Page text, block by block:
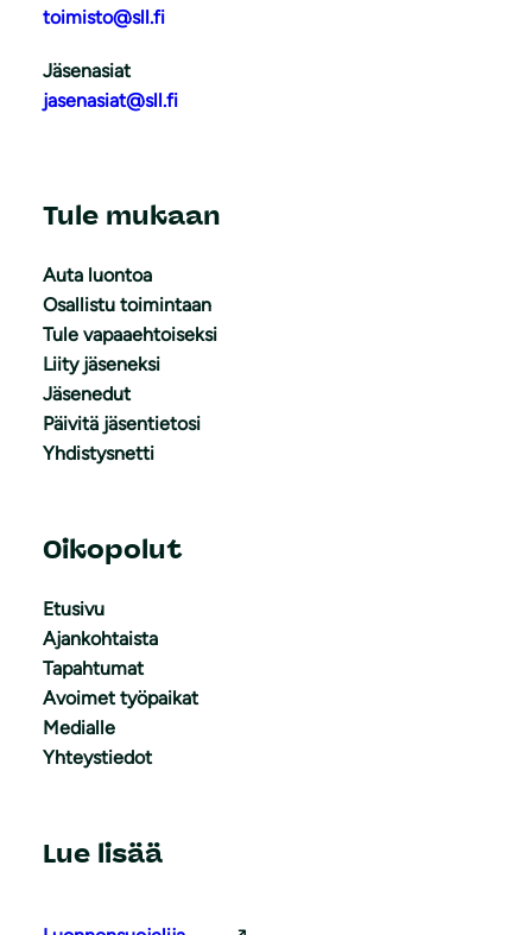
toimisto@sll.fi
Jäsenasiat
jasenasiat@sll.fi
Tule mukaan
Auta luontoa
Osallistu toimintaan
Tule vapaaehtoiseksi
Liity jäseneksi
Jäsenedut
Päivitä jäsentietosi
Yhdistysnetti
Oikopolut
Etusivu
Ajankohtaista
Tapahtumat
Avoimet työpaikat
Medialle
Yhteystiedot
Lue lisää